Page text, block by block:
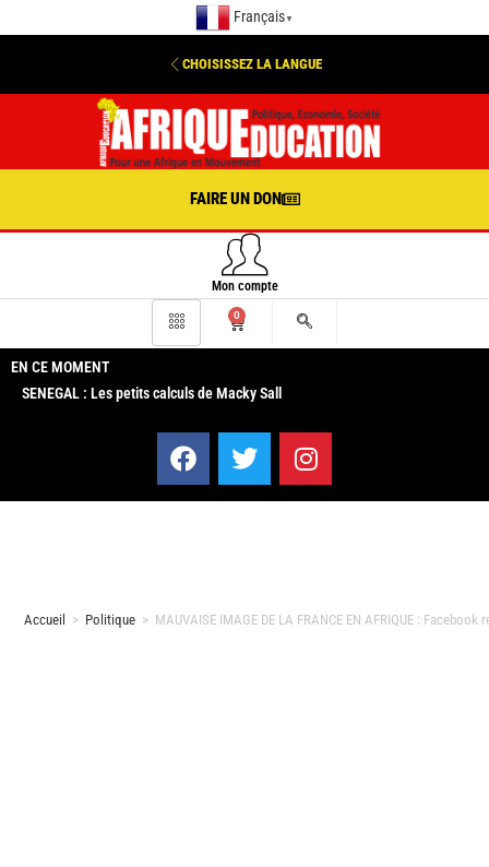
Français ▼
CHOISISSEZ LA LANGUE
FAIRE UN DON
Mon compte
0
EN CE MOMENT
SENEGAL : Les petits calculs de Macky Sall
Accueil > Politique > MAUVAISE IMAGE DE LA FRANCE EN AFRIQUE :